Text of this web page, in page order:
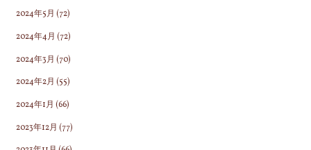
2024年5月 (72)
2024年4月 (72)
2024年3月 (70)
2024年2月 (55)
2024年1月 (66)
2023年12月 (77)